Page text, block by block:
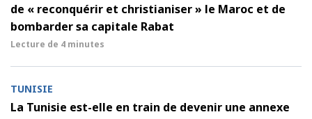
de « reconquérir et christianiser » le Maroc et de
bombarder sa capitale Rabat
Lecture de 4 minutes
TUNISIE
La Tunisie est-elle en train de devenir une annexe